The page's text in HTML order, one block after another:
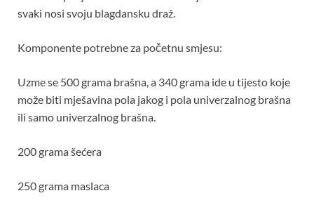
svaki nosi svoju blagdansku draž.
Komponente potrebne za početnu smjesu:
Uzme se 500 grama brašna, a 340 grama ide u tijesto koje
može biti mješavina pola jakog i pola univerzalnog brašna
ili samo univerzalnog brašna.
200 grama šećera
250 grama maslaca